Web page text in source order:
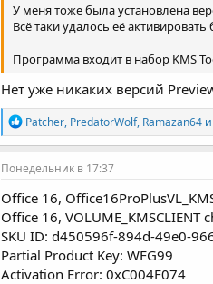
У меня тоже была установлена
Всё таки удалось её
Программа входит в набор KMS
Нет уже никаких версий
Р
е
а
к
ц
и
и
:
Patcher, PredatorWolf, Ramazan64и
Понедельник в 17:37
Office 16,
Office 16, VOLUME_KMSCLIENT
SKU ID: d450596f-894d-49e0-
Partial Product Key: WFG99
Activation Error: 0xC004F074